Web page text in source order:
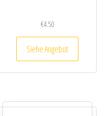
€4.50
Siehe Angebot